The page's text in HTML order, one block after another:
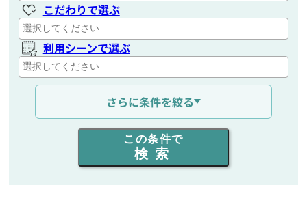
こだわりで選ぶ
利用シーンで選ぶ
通信距離を選ぶ
出力を選ぶ
同時通話人数を選ぶ
さらに条件を絞る
この条件で
検索